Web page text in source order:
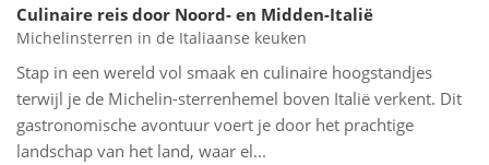
Culinaire reis door Noord- en Midden-Italië
Michelinsterren in de Italiaanse keuken
Stap in een wereld vol smaak en culinaire hoogstandjes
terwijl je de Michelin-sterrenhemel boven Italië verkent. Dit
gastronomische avontuur voert je door het prachtige
landschap van het land, waar el...